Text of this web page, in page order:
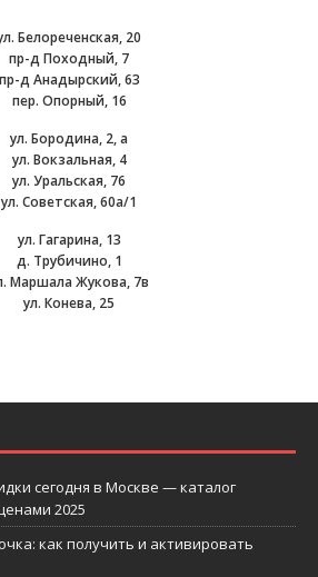
Белореченская, 20
пр-д Походный, 7
пр-д Анадырский, 63
пер. Опорный, 16
ул. Бородина, 2, а
ул. Вокзальная, 4
ул. Уральская, 76
ул. Советская, 60а/1
ул. Гагарина, 13
д. Трубичино, 1
Маршала Жукова, 7в
ул. Конева, 25
сегодня в Москве — каталог
2025
как получить и активировать